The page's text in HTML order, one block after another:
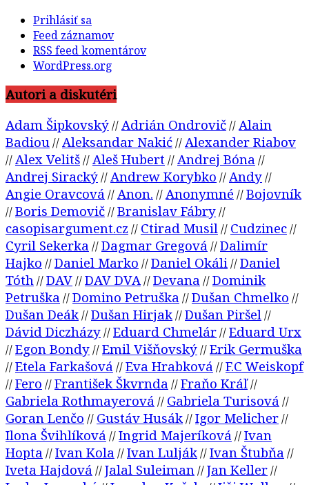
Prihlásiť sa
Feed záznamov
RSS feed komentárov
WordPress.org
Autori a diskutéri
Adam Šipkovský//Adrián Ondrovič//Alain
Badiou//Aleksandar Nakić//Alexander Riabov
//Alex Velitš//Aleš Hubert//Andrej Bóna //
Andrej Siracký//Andrew Korybko //Andy//
Angie Oravcová //Anon. //Anonymné //Bojovník
//Boris Demovič//Branislav Fábry//
casopisargument.cz // Ctirad Musil// Cudzinec//
Cyril Sekerka //Dagmar Gregová //Dalimír
Hajko //Daniel Marko //Daniel Okáli//Daniel
Tóth//DAV//DAV DVA//Devana //Dominik
Petruška //Domino Petruška //Dušan Chmelko //
Dušan Deák//Dušan Hirjak//Dušan Piršel//
Dávid Diczházy//Eduard Chmelár//Eduard Urx
//Egon Bondy//Emil Višňovský//Erik Germuška
//Etela Farkašová //Eva Hrabková //F.C Weiskopf
//Fero //František Škvrnda //Fraňo Kráľ//
Gabriela Rothmayerová // Gabriela Turisová //
Goran Lenčo // Gustáv Husák//Igor Melicher//
Ilona Švihlíková //Ingrid Majeríková //Ivan
Hopta //Ivan Kola //Ivan Lulják//Ivan Štubňa //
Iveta Hajdová //Jalal Suleiman//Jan Keller//